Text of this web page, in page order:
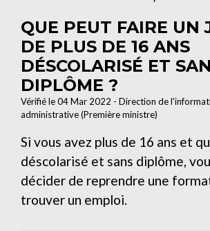
QUE PEUT FAIRE UN
DE PLUS DE 16 ANS
DÉSCOLARISÉ ET
DIPLÔME ?
Vérifié le 04 Mar 2022 - Direction de
administrative (Première ministre)
Si vous avez plus de 16 ans et
déscolarisé et sans diplôme,
décider de reprendre une
trouver un emploi.